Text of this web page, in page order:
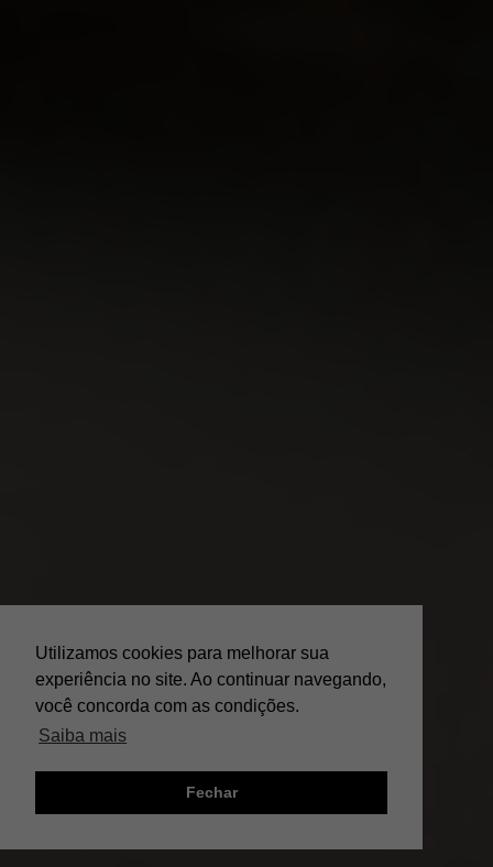
Utilizamos cookies para melhorar sua
experiência no site. Ao continuar navegando,
você concorda com as condições.
Saiba mais
Fechar
;